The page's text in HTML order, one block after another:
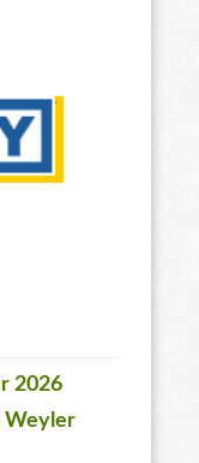
2026
Weyler